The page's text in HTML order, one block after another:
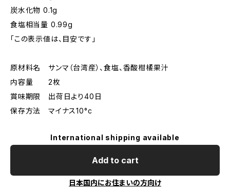
炭水化物 0.1g
食塩相当量 0.99g
「この表示値は、目安です」
原材料名 サンマ（台湾産）、食塩、香酸柑橘果汁
内容量 2枚
賞味期限 出荷日より40日
保存方法 マイナス10°c
International shipping available
Add to cart
日本国内にお住まいの方向け